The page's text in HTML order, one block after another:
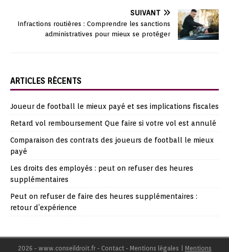
SUIVANT
Infractions routières : Comprendre les sanctions
administratives pour mieux se protéger
ARTICLES RÉCENTS
Joueur de football le mieux payé et ses implications fiscales
Retard vol remboursement Que faire si votre vol est annulé
Comparaison des contrats des joueurs de football le mieux
payé
Les droits des employés : peut on refuser des heures
supplémentaires
Peut on refuser de faire des heures supplémentaires :
retour d’expérience
2026 - www.conseildroit.fr - Contact - Mentions légales Mentions